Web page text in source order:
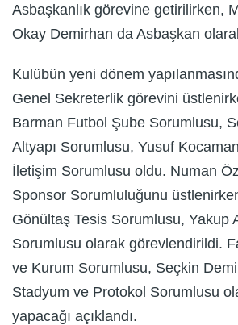
Asbaşkanlık görevine getirilirken,
Okay Demirhan da Asbaşkan
Kulübün yeni dönem
Genel Sekreterlik görevini
Barman Futbol Şube Sorumlusu,
Altyapı Sorumlusu, Yusuf
İletişim Sorumlusu oldu. Numan
Sponsor Sorumluluğunu
Gönültaş Tesis Sorumlusu, Yakup
Sorumlusu olarak görevlendirildi.
ve Kurum Sorumlusu, Seçkin
Stadyum ve Protokol Sorumlusu
yapacağı açıklandı.